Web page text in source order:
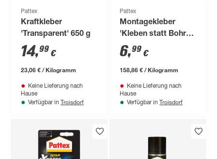
Pattex
Kraftkleber
'Transparent' 650 g
14,99 €
23,06 € / Kilogramm
Keine Lieferung nach
Hause
Verfügbar in Troisdorf
Pattex
Montagekleber
'Kleben statt Bohren
Fix & Ab'
transparent 44 g
6,99 €
158,86 € / Kilogramm
Keine Lieferung nach
Hause
Verfügbar in Troisdorf